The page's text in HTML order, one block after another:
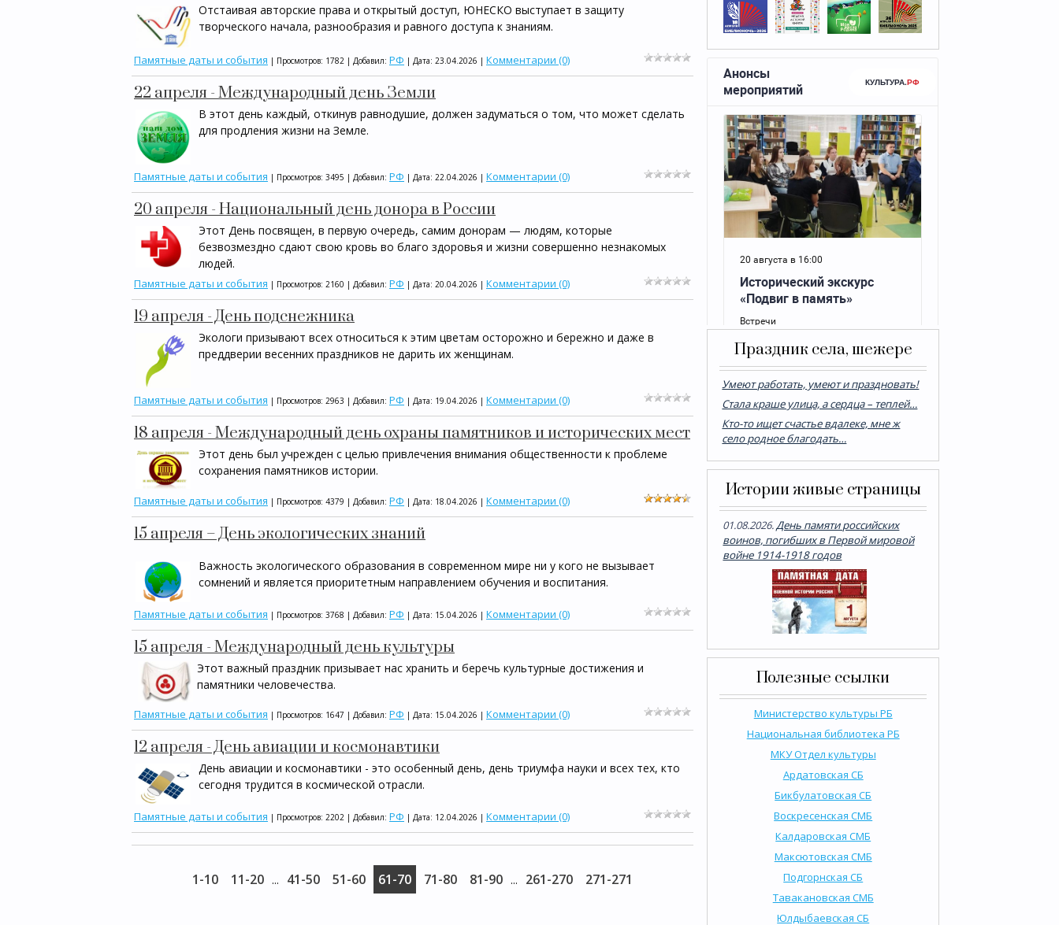
Праздник села, шежере
Умеют работать, умеют и праздновать!
Стала краше улица, а сердца – теплей…
Кто-то ищет счастье вдалеке, мне ж
село родное благодать…
Истории живые страницы
01.08.2026.День памяти российских
воинов, погибших в Первой мировой
войне 1914-1918 годов
Полезные ссылки
Министерство культуры РБ
Национальная библиотека РБ
МКУ Отдел культуры
Ардатовская СБ
Бикбулатовская СБ
Воскресенская СМБ
Калдаровская СМБ
Максютовская СМБ
Подгорнская СБ
Тавакановская СМБ
Юлдыбаевская СБ
Отстаивая авторские права и открытый доступ, ЮНЕСКО выступает в защиту
творческого начала, разнообразия и равного доступа к знаниям.
Памятные даты и события | Просмотров: 1782 | Добавил: РФ | Дата: 23.04.2026 | Комментарии (0)
22 апреля - Международный день Земли
В этот день каждый, откинув равнодушие, должен задуматься о том, что может сделать
для продления жизни на Земле.
Памятные даты и события | Просмотров: 3495 | Добавил: РФ | Дата: 22.04.2026 | Комментарии (0)
20 апреля - Национальный день донора в России
Этот День посвящен, в первую очередь, самим донорам — людям, которые
безвозмездно сдают свою кровь во благо здоровья и жизни совершенно незнакомых
людей.
Памятные даты и события | Просмотров: 2160 | Добавил: РФ | Дата: 20.04.2026 | Комментарии (0)
19 апреля - День подснежника
Экологи призывают всех относиться к этим цветам осторожно и бережно и даже в
преддверии весенних праздников не дарить их женщинам.
Памятные даты и события | Просмотров: 2963 | Добавил: РФ | Дата: 19.04.2026 | Комментарии (0)
18 апреля - Международный день охраны памятников и исторических мест
Этот день был учрежден с целью привлечения внимания общественности к проблеме
сохранения памятников истории.
Памятные даты и события | Просмотров: 4379 | Добавил: РФ | Дата: 18.04.2026 | Комментарии (0)
15 апреля – День экологических знаний
Важность экологического образования в современном мире ни у кого не вызывает
сомнений и является приоритетным направлением обучения и воспитания.
Памятные даты и события | Просмотров: 3768 | Добавил: РФ | Дата: 15.04.2026 | Комментарии (0)
15 апреля - Международный день культуры
Этот важный праздник призывает нас хранить и беречь культурные достижения и
памятники человечества.
Памятные даты и события | Просмотров: 1647 | Добавил: РФ | Дата: 15.04.2026 | Комментарии (0)
12 апреля - День авиации и космонавтики
День авиации и космонавтики - это особенный день, день триумфа науки и всех тех, кто
сегодня трудится в космической отрасли.
Памятные даты и события | Просмотров: 2202 | Добавил: РФ | Дата: 12.04.2026 | Комментарии (0)
1-10 11-20 ... 41-50 51-60 61-70 71-80 81-90 ... 261-270 271-271